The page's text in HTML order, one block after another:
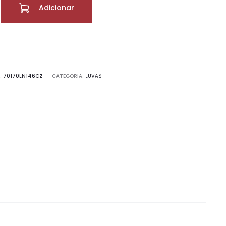
Adicionar
70170LN146CZ CATEGORIA: LUVAS